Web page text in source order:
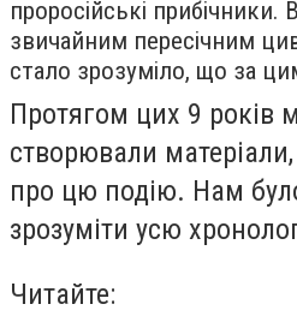
проросійські прибічники.
звичайним пересічним
стало зрозуміло, що за
Протягом цих 9 років
створювали
про цю подію. Нам
зрозуміти усю
Читайте: